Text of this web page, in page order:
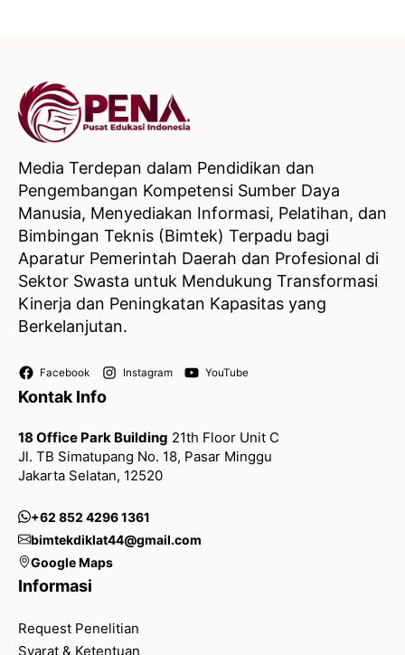
Media Terdepan dalam Pendidikan dan
Pengembangan Kompetensi Sumber Daya
Manusia, Menyediakan Informasi, Pelatihan, dan
Bimbingan Teknis (Bimtek) Terpadu bagi
Aparatur Pemerintah Daerah dan Profesional di
Sektor Swasta untuk Mendukung Transformasi
Kinerja dan Peningkatan Kapasitas yang
Berkelanjutan.
Facebook Instagram YouTube
Kontak Info
18 Office Park Building 21th Floor Unit C
Jl. TB Simatupang No. 18, Pasar Minggu
Jakarta Selatan, 12520
+62 852 4296 1361
bimtekdiklat44@gmail.com
Google Maps
Informasi
Request Penelitian
Syarat & Ketentuan